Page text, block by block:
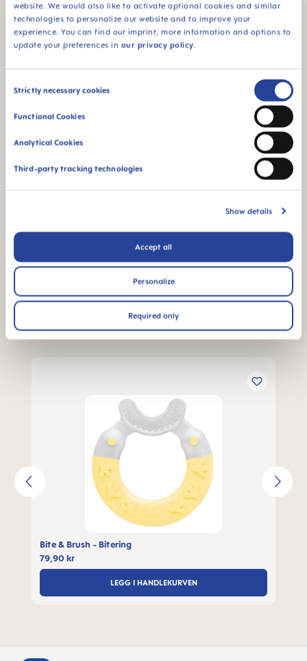
website. We would also like to activate optional cookies and similar
technologies to personalize our website and to improve your
experience. You can find our imprint, more information and options to
update your preferences in our privacy policy.
Consent
Strictly necessary cookies
Functional Cookies
Analytical Cookies
Third-party tracking technologies
Show details
Accept all
Personalize
Required only
BRUGSANVISNING
Manual MAM Bite & Relax
ANDRE SPØRSMÅL?
deg så snart som mulig
Anbefalte MAM-produkter for deg
Bite & Brush - Bitering
79,90 kr
LEGG I HANDLEKURVEN